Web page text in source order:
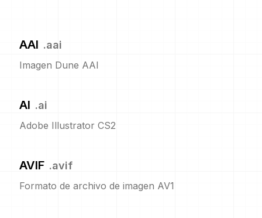
AAI .aai
Imagen Dune AAI
AI .ai
Adobe Illustrator CS2
AVIF .avif
Formato de archivo de imagen AV1